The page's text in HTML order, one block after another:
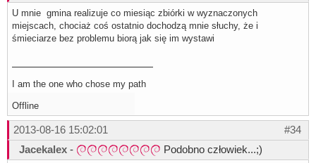
U mnie gmina realizuje co miesiąc zbiórki w wyznaczonych
miejscach, chociaż coś ostatnio dochodzą mnie słuchy, że i
śmieciarze bez problemu biorą jak się im wystawi
I am the one who chose my path
Offline
#34
2013-08-16 15:02:01
Jacekalex - Podobno człowiek...;)